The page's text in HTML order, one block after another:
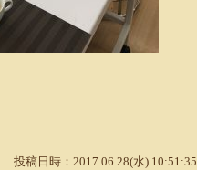
投稿日時：2017.06.28(水) 10:51:35